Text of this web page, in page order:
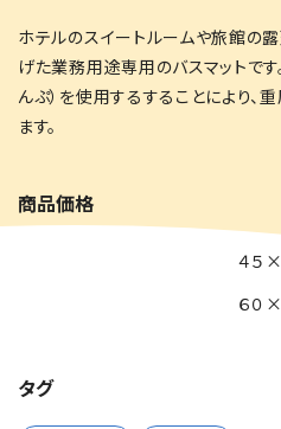
グル
ホテルのスイートルームや旅館の
げた業務用途専用のバスマットです
んぷ）を使用するすることにより、
ます。
商品価格
４５
６０
タグ